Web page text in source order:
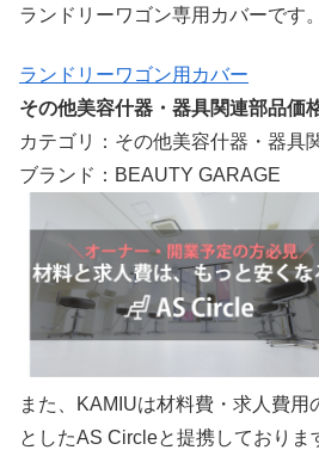
ランドリーワゴン専用カバーです。
ランドリーワゴン用カバー
その他美容什器・器具関連部品価
カテゴリ：その他美容什器・器具
ブランド：BEAUTY GARAGE
また、KAMIUは材料費・求人費用
としたAS Circleと提携しておりま